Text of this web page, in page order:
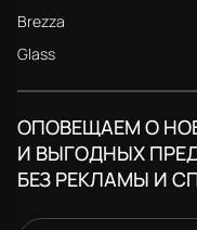
Brezza
Glass
ОПОВЕЩАЕМ О
И ВЫГОДНЫХ
БЕЗ РЕКЛАМЫ И